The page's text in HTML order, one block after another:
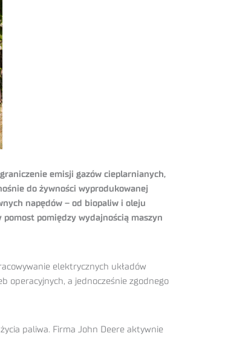
emisji gazów cieplarnianych,
do żywności wyprodukowanej
napędów – od biopaliw i oleju
pomiędzy wydajnością maszyn
elektrycznych układów
operacyjnych, a jednocześnie zgodnego
paliwa. Firma John Deere aktywnie